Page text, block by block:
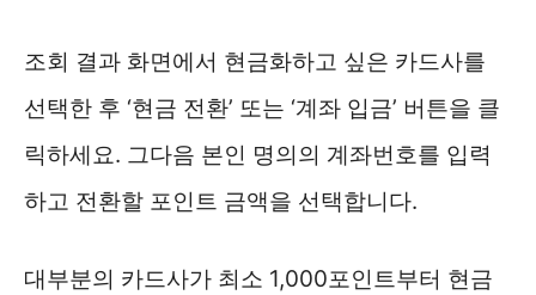
조회 결과 화면에서 현금화하고 싶은 카드사를
선택한 후 ‘현금 전환’ 또는 ‘계좌 입금’ 버튼을 클
릭하세요. 그다음 본인 명의의 계좌번호를 입력
하고 전환할 포인트 금액을 선택합니다.
대부분의 카드사가 최소 1,000포인트부터 현금